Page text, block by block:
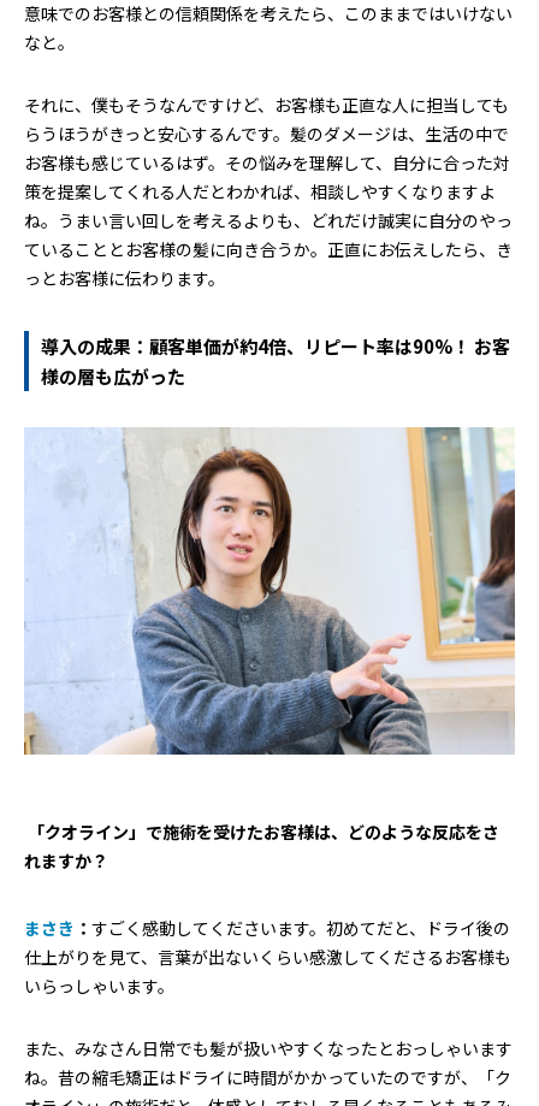
意味でのお客様との信頼関係を考えたら、このままではいけない
なと。
それに、僕もそうなんですけど、お客様も正直な人に担当しても
らうほうがきっと安心するんです。髪のダメージは、生活の中で
お客様も感じているはず。その悩みを理解して、自分に合った対
策を提案してくれる人だとわかれば、相談しやすくなりますよ
ね。うまい言い回しを考えるよりも、どれだけ誠実に自分のやっ
ていることとお客様の髪に向き合うか。正直にお伝えしたら、き
っとお客様に伝わります。
導入の成果：顧客単価が約4倍、リピート率は90%！ お客
様の層も広がった
―― 「クオライン」で施術を受けたお客様は、どのような反応をさ
れますか？
まさき ： すごく感動してくださいます。初めてだと、ドライ後の
仕上がりを見て、言葉が出ないくらい感激してくださるお客様も
いらっしゃいます。
また、みなさん日常でも髪が扱いやすくなったとおっしゃいます
ね。昔の縮毛矯正はドライに時間がかかっていたのですが、「ク